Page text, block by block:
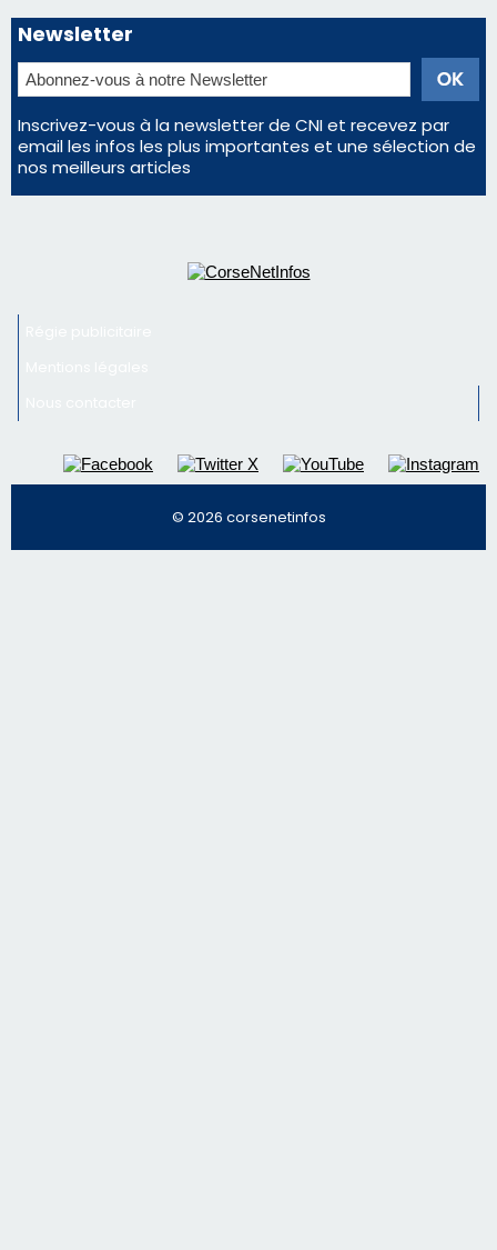
Éclipse du 12 août : Où s'installer en Corse pour
profiter pleinement du spectacle ?
En Corse, un début de saison marqué par une
consommation en recul dans les restaurants
La gendarmerie alerte les restaurateurs corses
face à une nouvelle escroquerie au faux vendeur de